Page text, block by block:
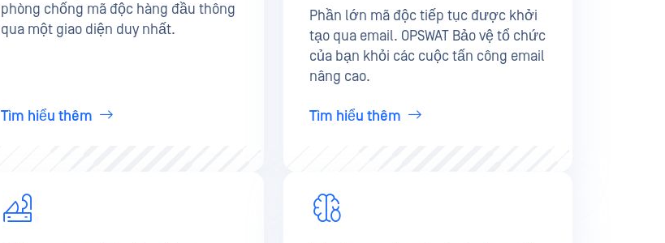
phòng chống mã độc hàng đầu thông
qua một giao diện duy nhất.
Tìm hiểu thêm
Phần lớn mã độc tiếp tục được khởi
tạo qua email. OPSWAT Bảo vệ tổ chức
của bạn khỏi các cuộc tấn công email
nâng cao.
Tìm hiểu thêm